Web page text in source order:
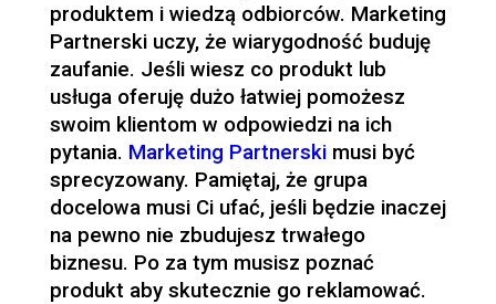
produktem i wiedzą odbiorców. Marketing
Partnerski uczy, że wiarygodność buduję
zaufanie. Jeśli wiesz co produkt lub
usługa oferuję dużo łatwiej pomożesz
swoim klientom w odpowiedzi na ich
pytania. Marketing Partnerski musi być
sprecyzowany. Pamiętaj, że grupa
docelowa musi Ci ufać, jeśli będzie inaczej
na pewno nie zbudujesz trwałego
biznesu. Po za tym musisz poznać
produkt aby skutecznie go reklamować.